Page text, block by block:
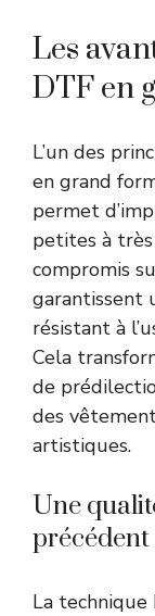
Les
DTF en
L’un des
en grand
permet
petites à très
compromis
garantissent
résistant à
Cela
de
des
artistiques.
Une
précédent
La technique